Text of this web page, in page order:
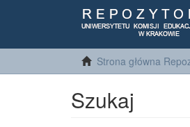
Strona główna
Szukaj